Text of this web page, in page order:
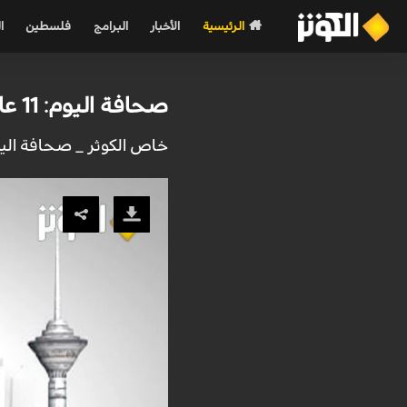
الرئيسية الأخبار البرامج فلسطين
صحافة اليوم: 11 عاما مرت على ثورة البحرين، ماذا حقفقت الثورة حتى اليوم 18-02-2022
خاص الكوثر _ صحافة اليوم: في صحافة ليوم الجمعة